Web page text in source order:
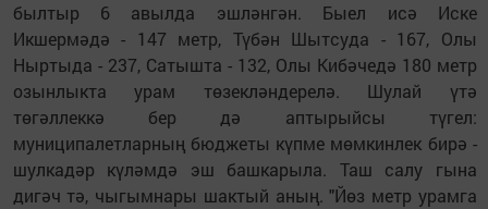
былтыр 6 авылда эшләнгән. Быел исә Иске
Икшермәдә - 147 метр, Түбән Шытсуда - 167, Олы
Ныртыда - 237, Сатышта - 132, Олы Кибәчедә 180 метр
озынлыкта урам төзекләндерелә. Шулай үтә
төгәллеккә бер дә аптырыйсы түгел:
муниципалетларның бюджеты күпме мөмкинлек бирә -
шулкадәр күләмдә эш башкарыла. Таш салу гына
дигәч тә, чыгымнары шактый аның. "Йөз метр урамга